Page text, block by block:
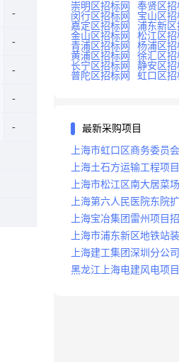
崇明区招标网
奉贤区招
闵行区招标网
宝山区招
嘉定区招标网
浦东新区
金山区招标网
松江区招
青浦区招标网
杨浦区招
黄浦区招标网
徐汇区招
长宁区招标网
静安区招
普陀区招标网
虹口区招
最新采购项目
上海市虹口区商务委员
上海土石方运输工程项
上海市松江区南大居菜
上海第六人民医院东院
上海宝冶集团雷州项目
上海市浦东新区地铁站
上海建工集团深圳分公
黑龙江上海电建风电项